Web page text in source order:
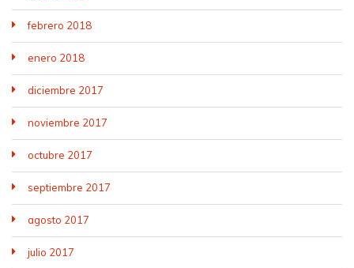
febrero 2018
enero 2018
diciembre 2017
noviembre 2017
octubre 2017
septiembre 2017
agosto 2017
julio 2017